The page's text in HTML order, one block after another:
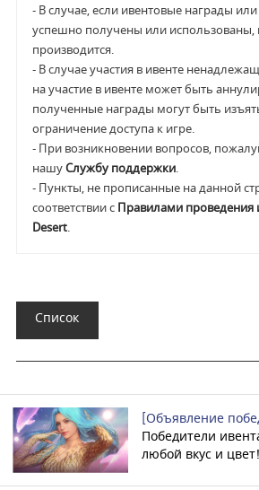
- В случае, если ивентовые награды
успешно получены или использованы,
производится.
- В случае участия в ивенте
на участие в ивенте может быть
полученные награды могут быть
ограничение доступа к игре.
- При возникновении вопросов,
нашуСлужбу поддержки.
- Пункты, не прописанные на данной
соответствии с Правилами проведения
Desert.
Список
[Объявление
Победители
любой вкус и